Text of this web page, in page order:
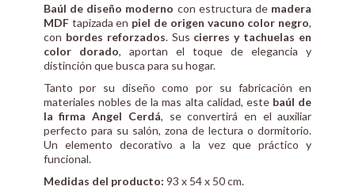
Baúl de diseño moderno con estructura de madera
MDF tapizada en piel de origen vacuno color negro,
con bordes reforzados. Sus cierres y tachuelas en
color dorado, aportan el toque de elegancia y
distinción que busca para su hogar.
Tanto por su diseño como por su fabricación en
materiales nobles de la mas alta calidad, estebaúl de
la firma Angel Cerdá, se convertirá en el auxiliar
perfecto para su salón, zona de lectura o dormitorio.
Un elemento decorativo a la vez que práctico y
funcional.
Medidas del producto: 93 x 54 x 50 cm.